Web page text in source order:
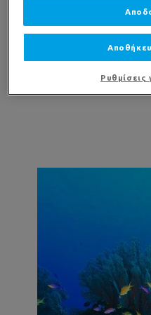
ΓΙΑΤΙ Η LA
ΕΠΕΝΔΥΕΙ
ΣΤΗΝ ΕΡΕΥΝΑ
ΖΩΗ;
Ρυθμίσεις